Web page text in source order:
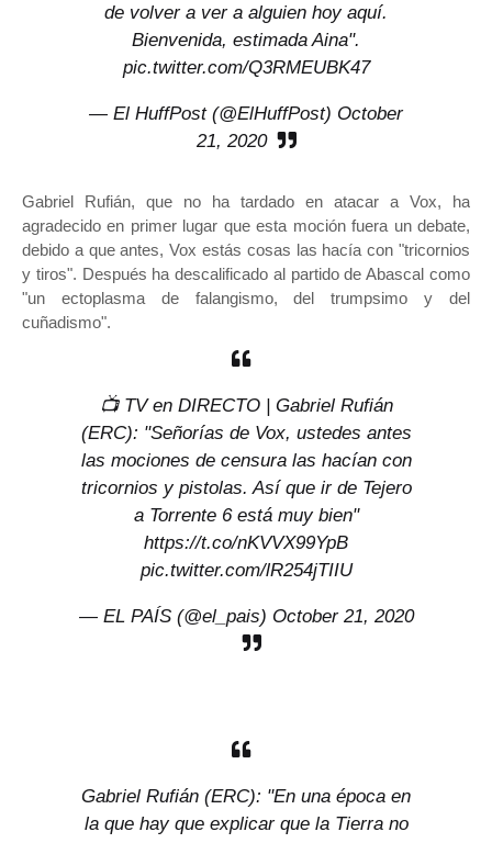
de volver a ver a alguien hoy aquí.
Bienvenida, estimada Aina".
pic.twitter.com/Q3RMEUBK47
— El HuffPost (@ElHuffPost) October
21, 2020
Gabriel Rufián, que no ha tardado en atacar a Vox, ha
agradecido en primer lugar que esta moción fuera un debate,
debido a que antes, Vox estás cosas las hacía con "tricornios
y tiros". Después ha descalificado al partido de Abascal como
"un ectoplasma de falangismo, del trumpsimo y del
cuñadismo".
📺 TV en DIRECTO | Gabriel Rufián
(ERC): "Señorías de Vox, ustedes antes
las mociones de censura las hacían con
tricornios y pistolas. Así que ir de Tejero
a Torrente 6 está muy bien"
https://t.co/nKVVX99YpB
pic.twitter.com/lR254jTIIU
— EL PAÍS (@el_pais) October 21, 2020
Gabriel Rufián (ERC): "En una época en
la que hay que explicar que la Tierra no